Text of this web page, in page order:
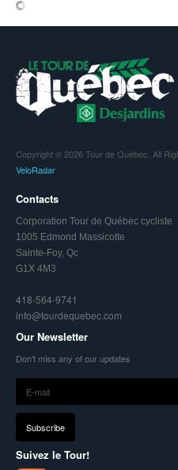
Copyright © 2026 Tour de Québec. All
VeloRadar
Contacts
Corporation Tour de Québec cycliste
1005 Edmond Massicotte
Sainte-Foy, Qc
G1X 4M3
418-564-9741
info@tourdequebec.com
Our Newsletter
Don't miss any of our updates
Suivez le Tour!